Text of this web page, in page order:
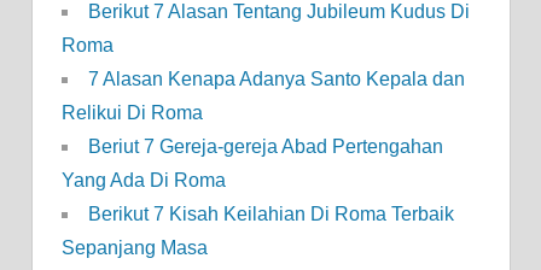
Berikut 7 Alasan Tentang Jubileum Kudus Di
Roma
7 Alasan Kenapa Adanya Santo Kepala dan
Relikui Di Roma
Beriut 7 Gereja-gereja Abad Pertengahan
Yang Ada Di Roma
Berikut 7 Kisah Keilahian Di Roma Terbaik
Sepanjang Masa